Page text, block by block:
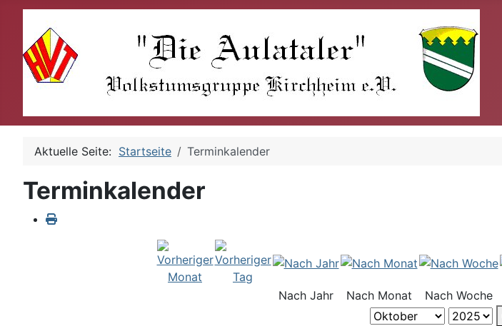
Aktuelle Seite: Startseite Terminkalender
Terminkalender
Nach Jahr Nach Monat Nach Woche